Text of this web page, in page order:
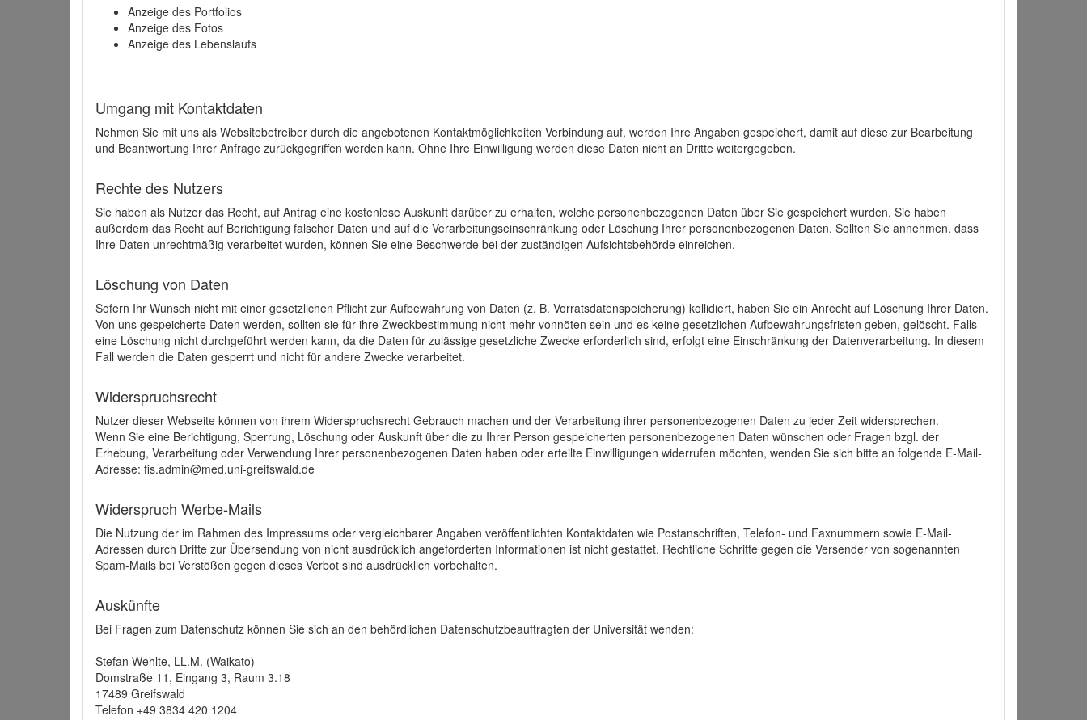
Anzeige des Portfolios
Anzeige des Fotos
Anzeige des Lebenslaufs
Umgang mit Kontaktdaten
Nehmen Sie mit uns als Websitebetreiber durch die angebotenen Kontaktmöglichkeiten Verbindung auf, werden Ihre Angaben gespeichert, damit auf diese zur Bearbeitung
und Beantwortung Ihrer Anfrage zurückgegriffen werden kann. Ohne Ihre Einwilligung werden diese Daten nicht an Dritte weitergegeben.
Rechte des Nutzers
Sie haben als Nutzer das Recht, auf Antrag eine kostenlose Auskunft darüber zu erhalten, welche personenbezogenen Daten über Sie gespeichert wurden. Sie haben
außerdem das Recht auf Berichtigung falscher Daten und auf die Verarbeitungseinschränkung oder Löschung Ihrer personenbezogenen Daten. Sollten Sie annehmen, dass
Ihre Daten unrechtmäßig verarbeitet wurden, können Sie eine Beschwerde bei der zuständigen Aufsichtsbehörde einreichen.
Löschung von Daten
Sofern Ihr Wunsch nicht mit einer gesetzlichen Pflicht zur Aufbewahrung von Daten (z. B. Vorratsdatenspeicherung) kollidiert, haben Sie ein Anrecht auf Löschung Ihrer Daten.
Von uns gespeicherte Daten werden, sollten sie für ihre Zweckbestimmung nicht mehr vonnöten sein und es keine gesetzlichen Aufbewahrungsfristen geben, gelöscht. Falls
eine Löschung nicht durchgeführt werden kann, da die Daten für zulässige gesetzliche Zwecke erforderlich sind, erfolgt eine Einschränkung der Datenverarbeitung. In diesem
Fall werden die Daten gesperrt und nicht für andere Zwecke verarbeitet.
Widerspruchsrecht
Nutzer dieser Webseite können von ihrem Widerspruchsrecht Gebrauch machen und der Verarbeitung ihrer personenbezogenen Daten zu jeder Zeit widersprechen.
Wenn Sie eine Berichtigung, Sperrung, Löschung oder Auskunft über die zu Ihrer Person gespeicherten personenbezogenen Daten wünschen oder Fragen bzgl. der
Erhebung, Verarbeitung oder Verwendung Ihrer personenbezogenen Daten haben oder erteilte Einwilligungen widerrufen möchten, wenden Sie sich bitte an folgende E-Mail-
Adresse: fis.admin@med.uni-greifswald.de
Widerspruch Werbe-Mails
Die Nutzung der im Rahmen des Impressums oder vergleichbarer Angaben veröffentlichten Kontaktdaten wie Postanschriften, Telefon- und Faxnummern sowie E-Mail-
Adressen durch Dritte zur Übersendung von nicht ausdrücklich angeforderten Informationen ist nicht gestattet. Rechtliche Schritte gegen die Versender von sogenannten
Spam-Mails bei Verstößen gegen dieses Verbot sind ausdrücklich vorbehalten.
Auskünfte
Bei Fragen zum Datenschutz können Sie sich an den behördlichen Datenschutzbeauftragten der Universität wenden:
Stefan Wehlte, LL.M. (Waikato)
Domstraße 11, Eingang 3, Raum 3.18
17489 Greifswald
Telefon +49 3834 420 1204